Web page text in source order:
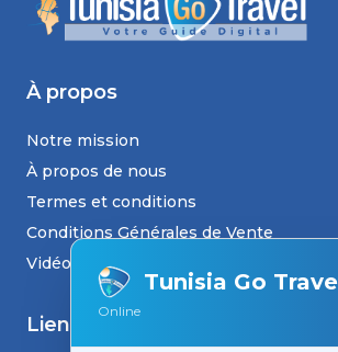
Tunisia Go
Online
À propos
Notre mission
À propos de nous
Termes et conditions
Conditions Générales de Vente
Vidéos
Liens